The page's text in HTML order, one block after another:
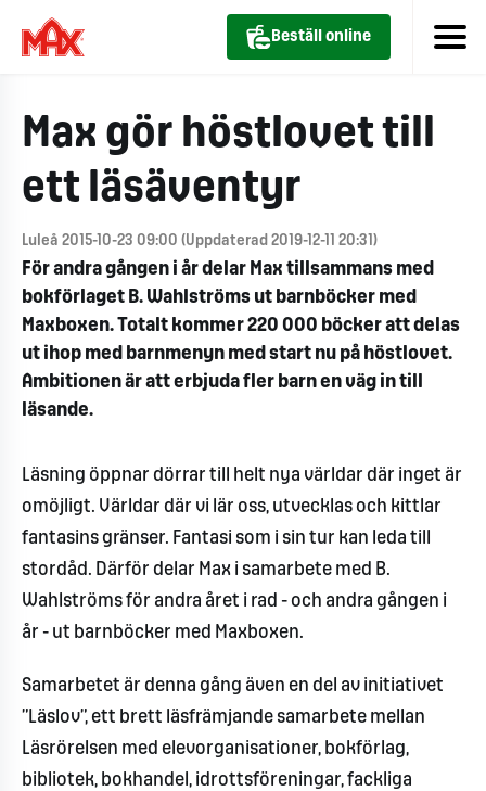
Beställ online
Max gör höstlovet till
ett läsäventyr
Luleå 2015-10-23 09:00 (Uppdaterad 2019-12-11 20:31)
För andra gången i år delar Max tillsammans med
bokförlaget B. Wahlströms ut barnböcker med
Maxboxen. Totalt kommer 220 000 böcker att delas
ut ihop med barnmenyn med start nu på höstlovet.
Ambitionen är att erbjuda fler barn en väg in till
läsande.
Läsning öppnar dörrar till helt nya världar där inget är
omöjligt. Världar där vi lär oss, utvecklas och kittlar
fantasins gränser. Fantasi som i sin tur kan leda till
stordåd. Därför delar Max i samarbete med B.
Wahlströms för andra året i rad - och andra gången i
år - ut barnböcker med Maxboxen.
Samarbetet är denna gång även en del av initiativet
”Läslov”, ett brett läsfrämjande samarbete mellan
Läsrörelsen med elevorganisationer, bokförlag,
bibliotek, bokhandel, idrottsföreningar, fackliga